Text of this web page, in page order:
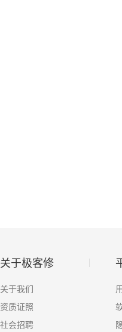
关于极客修
关于我们
资质证照
社会招聘